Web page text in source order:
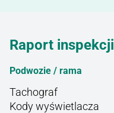
Raport inspekcji
Podwozie / rama
Tachograf
Kody wyświetlacza